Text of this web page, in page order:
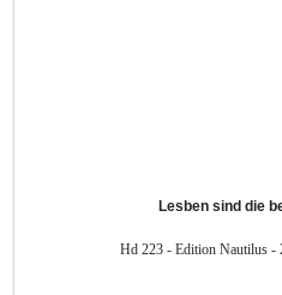
Lesben sind die
Hd 223 - Edition Nautilus -